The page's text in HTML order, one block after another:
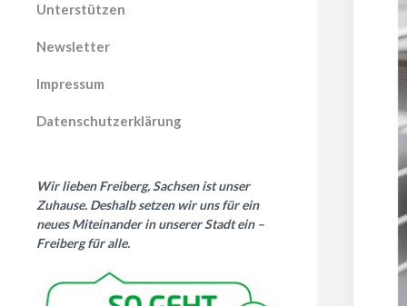
Unterstützen
Newsletter
Impressum
Datenschutzerklärung
Wir lieben Freiberg, Sachsen ist unser
Zuhause. Deshalb setzen wir uns für ein
neues Miteinander in unserer Stadt ein –
Freiberg für alle.